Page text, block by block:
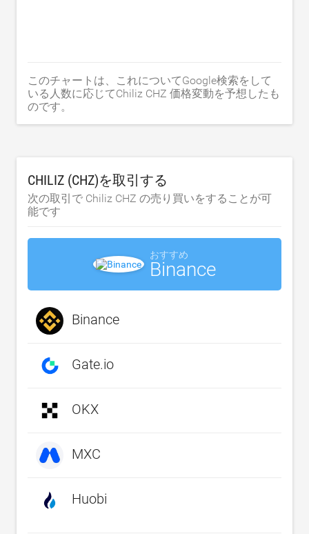
このチャートは、これについてGoogle検索をして
いる人数に応じてChiliz CHZ 価格変動を予想したも
のです。
CHILIZ (CHZ)を取引する
次の取引で Chiliz CHZ の売り買いをすることが可
能です
おすすめ
Binance
Binance
Gate.io
OKX
MXC
Huobi